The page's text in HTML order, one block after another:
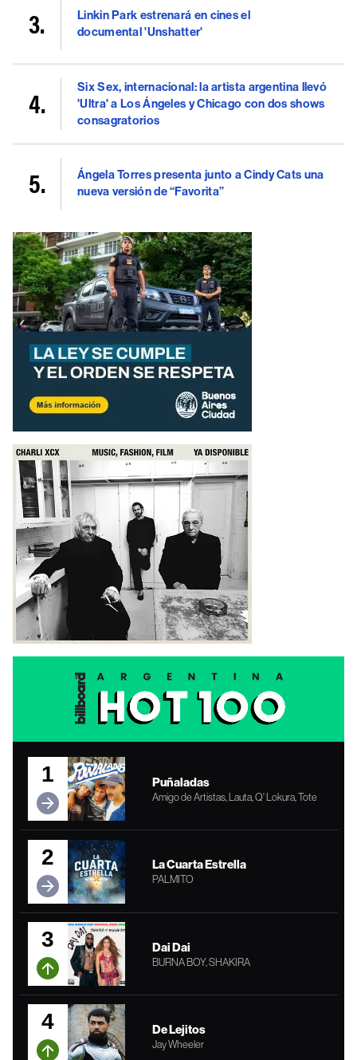
Linkin Park estrenará en cines el
documental 'Unshatter'
Six Sex, internacional: la artista argentina llevó
'Ultra' a Los Ángeles y Chicago con dos shows
consagratorios
Ángela Torres presenta junto a Cindy Cats una
nueva versión de “Favorita”
1 Puñaladas
Amigo de Artistas, Lauta, Q' Lokura, Tote
2 La Cuarta Estrella
PALMITO
3 Dai Dai
BURNA BOY, SHAKIRA
4 De Lejitos
Jay Wheeler